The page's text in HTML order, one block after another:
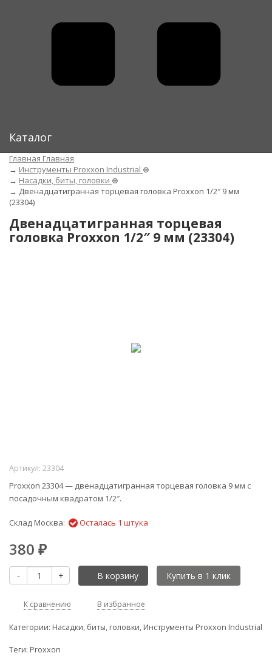
Каталог
Главная Главная
→ Инструменты Proxxon Industrial ⊕
→ Насадки, биты, головки ⊕
→ Двенадцатигранная торцевая головка Proxxon 1/2″ 9 мм
(23304)
Двенадцатигранная торцевая
головка Proxxon 1/2″ 9 мм (23304)
Артикул: 23304
Proxxon 23304 — двенадцатигранная торцевая головка 9 мм с
посадочным квадратом 1/2″.
Склад Москва: Осталась 1 штука
380 ₽
- + В корзину
К сравнению В избранное
Категории: Насадки, биты, головки, Инструменты Proxxon Industrial
Теги: Proxxon